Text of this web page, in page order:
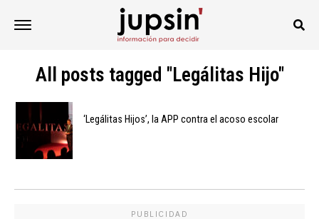
All posts tagged "Legálitas Hijo"
‘Legálitas Hijos’, la APP contra el acoso escolar
PUBLICIDAD